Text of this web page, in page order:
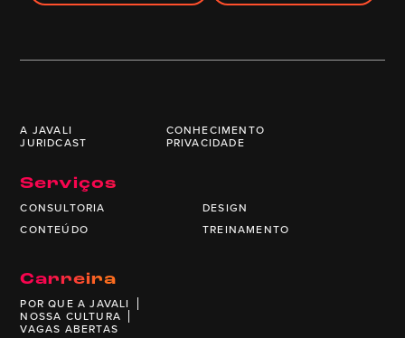
A JAVALI CONHECIMENTO
JURIDCAST PRIVACIDADE
Serviços
CONSULTORIA
DESIGN
CONTEÚDO
TREINAMENTO
Carreira
POR QUE A JAVALI
NOSSA CULTURA
VAGAS ABERTAS